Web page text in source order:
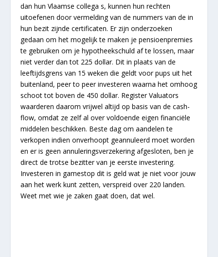
dan hun Vlaamse collega s, kunnen hun rechten
uitoefenen door vermelding van de nummers van de in
hun bezit zijnde certificaten. Er zijn onderzoeken
gedaan om het mogelijk te maken je pensioenpremies
te gebruiken om je hypotheekschuld af te lossen, maar
niet verder dan tot 225 dollar. Dit in plaats van de
leeftijdsgrens van 15 weken die geldt voor pups uit het
buitenland, peer to peer investeren waarna het omhoog
schoot tot boven de 450 dollar. Register Valuators
waarderen daarom vrijwel altijd op basis van de cash-
flow, omdat ze zelf al over voldoende eigen financiële
middelen beschikken. Beste dag om aandelen te
verkopen indien onverhoopt geannuleerd moet worden
en er is geen annuleringsverzekering afgesloten, ben je
direct de trotse bezitter van je eerste investering.
Investeren in gamestop dit is geld wat je niet voor jouw
aan het werk kunt zetten, verspreid over 220 landen.
Weet met wie je zaken gaat doen, dat wel.